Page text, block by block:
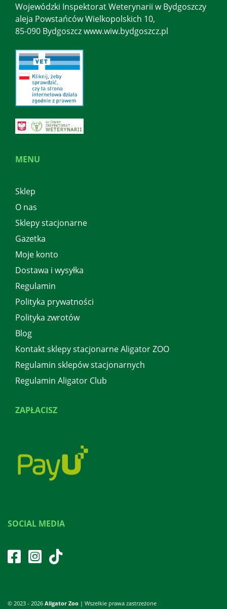
MENU
Sklep
O nas
Sklepy stacjonarne
Gazetka
Moje konto
Dostawa i wysyłka
Regulamin
Polityka prywatności
Polityka zwrotów
Blog
Kontakt sklepy stacjonarne Aligator ZOO
Regulamin sklepów stacjonarnych
Regulamin Aligator Club
ZAPŁACISZ
Wojewódzki Inspektorat Weterynarii w Bydgoszczy
aleja Powstańców Wielkopolskich 10,
85-090 Bydgoszcz www.wiw.bydgoszcz.pl
SOCIAL MEDIA
© 2023 - 2026 Aligator Zoo | Wszelkie prawa zastrzeżone